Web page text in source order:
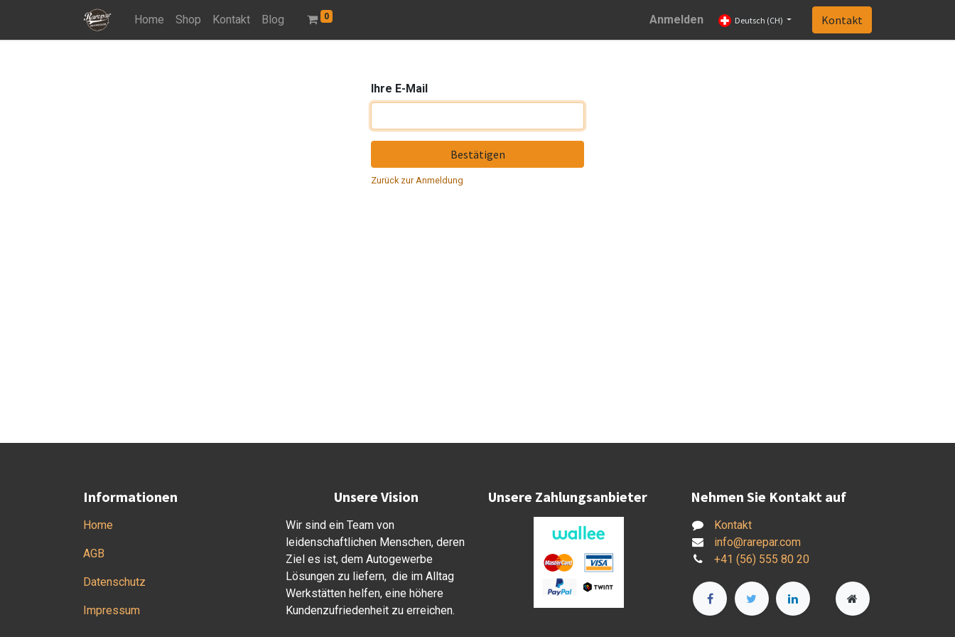
Home Shop Kontakt Blog 0 Anmelden Deutsch (CH) Kontakt
Ihre E-Mail
Bestätigen
Zurück zur Anmeldung
Informationen
Home
AGB
Datenschutz
Impressum
Unsere Vision
Wir sind ein Team von
leidenschaftlichen Menschen, deren
Ziel es ist, dem Autogewerbe
Lösungen zu liefern, die im Alltag
Werkstätten helfen, eine höhere
Kundenzufriedenheit zu erreichen.
Unsere Zahlungsanbieter Nehmen Sie Kontakt auf
Kontakt
info@rarepar.com
+41 (56) 555 80 20